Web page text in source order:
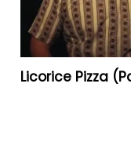
Licorice Pizza